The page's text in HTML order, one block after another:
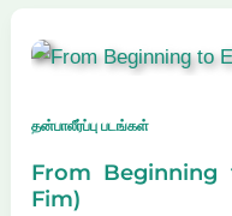
தன்பாலீர்ப்பு படங்கள்
From
Fim)